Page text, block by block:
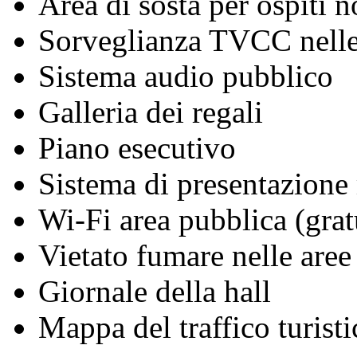
Sorveglianza TVCC
Sistema audio pubblico
Galleria dei regali
Piano esecutivo
Sistema di
Wi-Fi area pubblica
Vietato fumare nelle
Giornale della hall
Mappa del traffico